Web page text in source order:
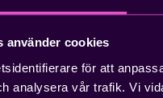
använder cookies
för att
analysera vår trafik. Vi
samma
inte ett
Det har